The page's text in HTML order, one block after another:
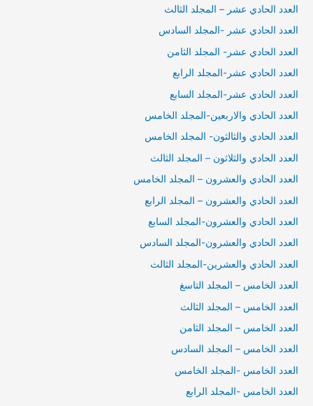
العدد الحادي عشر – المجلد الثالث
العدد الحادي عشر -المجلد السادس
العدد الحادي عشر- المجلد الثامن
العدد الحادي عشر-المجلد الرابع
العدد الحادي عشر-المجلد السابع
العدد الحادي والاربعين-المجلد الخامس
العدد الحادي والثالثون- المجلد الخامس
العدد الحادي والثلاثون – المجلد الثالث
العدد الحادي والعشرون – المجلد الخامس
العدد الحادي والعشرون – المجلد الرابع
العدد الحادي والعشرون-المجلد السابع
العدد الحادي والعشرون-المجلد السادس
العدد الحادي والعشرين-المجلد الثالث
العدد الخامس – المجلد التاسغ
العدد الخامس – المجلد الثالث
العدد الخامس – المجلد الثامن
العدد الخامس – المجلد السادس
العدد الخامس -المجلد الخامس
العدد الخامس -المجلد الرابع